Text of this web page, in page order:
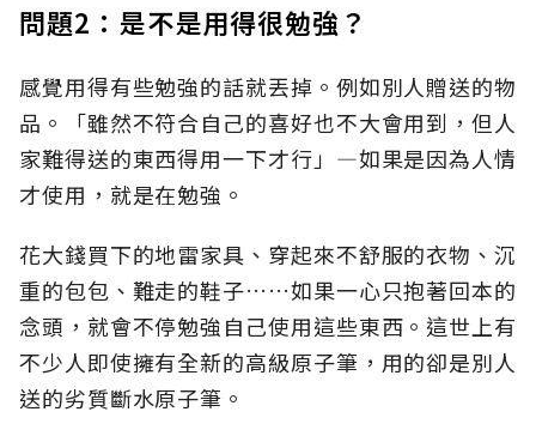
問題2：是不是用得很勉強？
感覺用得有些勉強的話就丟掉。例如別人贈送的物
品。「雖然不符合自己的喜好也不大會用到，但人
家難得送的東西得用一下才行」—如果是因為人情
才使用，就是在勉強。
花大錢買下的地雷家具、穿起來不舒服的衣物、沉
重的包包、難走的鞋子……如果一心只抱著回本的
念頭，就會不停勉強自己使用這些東西。這世上有
不少人即使擁有全新的高級原子筆，用的卻是別人
送的劣質斷水原子筆。